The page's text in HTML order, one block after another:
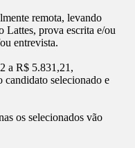
remota, levando
Lattes, prova escrita e/ou
entrevista.
a R$ 5.831,21,
candidato selecionado e
os selecionados vão